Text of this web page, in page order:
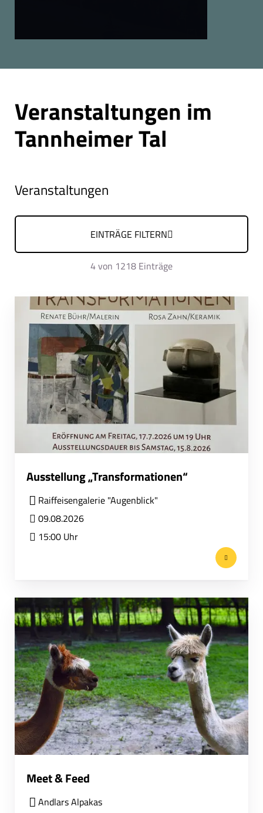
Veranstaltungen im
Tannheimer Tal
Veranstaltungen
EINTRÄGE FILTERN
4von 1218 Einträge
Ausstellung „Transformationen“
Raiffeisengalerie "Augenblick"
09.08.2026
15:00 Uhr
Meet & Feed
Andlars Alpakas